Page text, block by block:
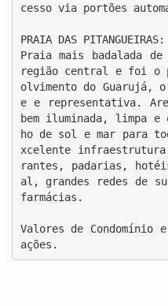
cesso via portões
PRAIA DAS PITANGUEIRAS:
Praia mais badalada
região central e foi o
olvimento do Guarujá,
e e representativa.
bem iluminada, limpa
ho de sol e mar para
xcelente
rantes, padarias,
al, grandes redes de
farmácias.
Valores de
ações.